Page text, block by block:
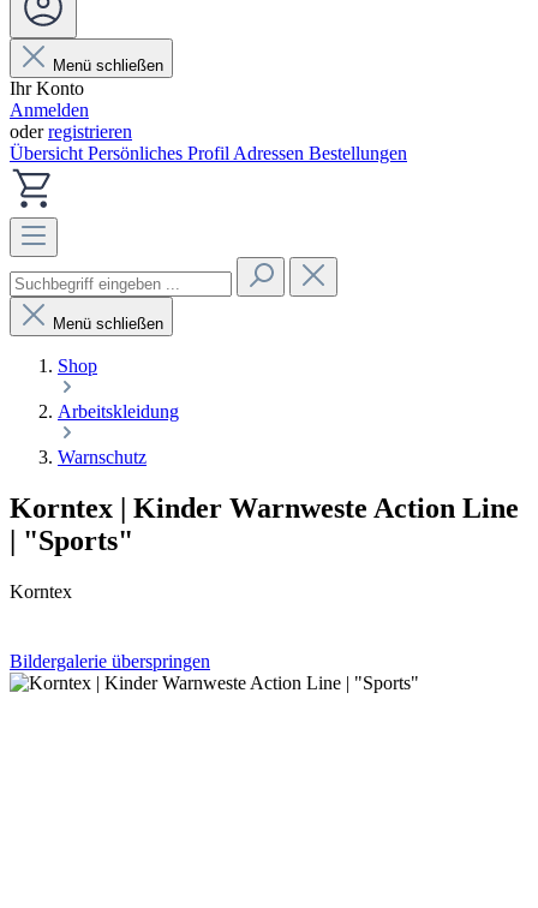
Menü schließen
Ihr Konto
Anmelden
oderregistrieren
Übersicht Persönliches Profil Adressen Bestellungen
Menü schließen
Shop
Arbeitskleidung
Warnschutz
Korntex | Kinder Warnweste Action Line
| "Sports"
Korntex
Bildergalerie überspringen